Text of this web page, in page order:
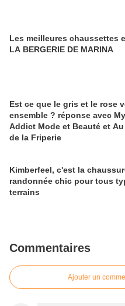
Les meilleures chaussettes
LA BERGERIE DE MARINA
Est ce que le gris et le rose
ensemble ? réponse avec
Addict Mode et Beauté et
de la Friperie
Kimberfeel, c'est la
randonnée chic pour tous
terrains
Commentaires
Ajouter un